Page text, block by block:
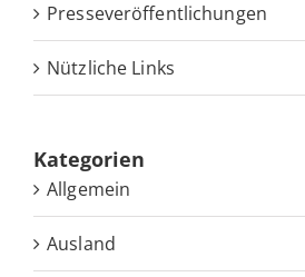
Pres­se­ver­öf­fent­li­chun­gen
Nütz­li­che Links
Ka­te­go­rien
Allgemein
Ausland